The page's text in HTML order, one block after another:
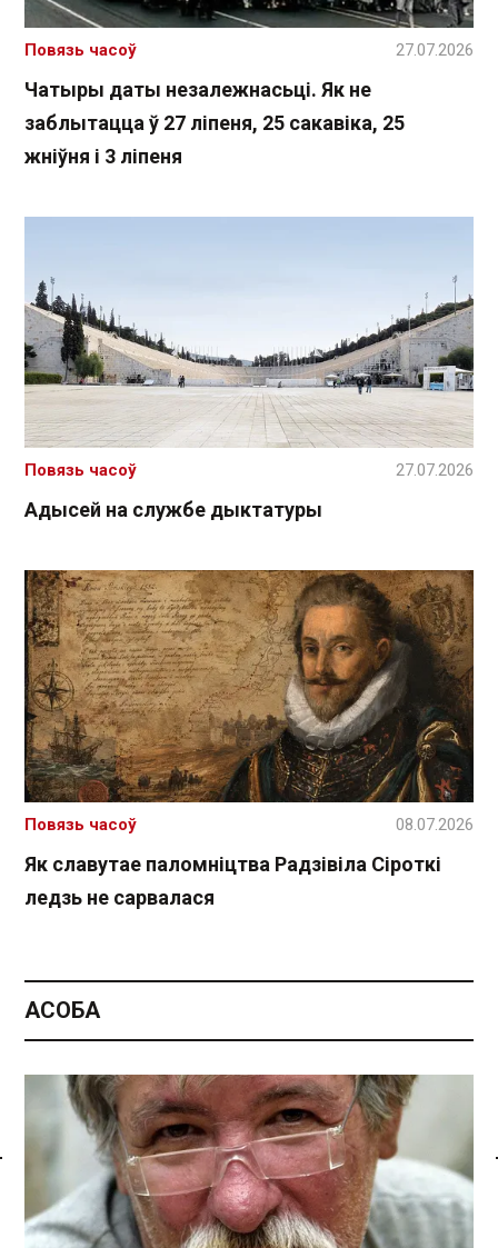
Спасылка без VPN
Чатыры даты незалежнасьці. Як не
заблытацца ў 27 ліпеня, 25 сакавіка, 25
жніўня і 3 ліпеня
Повязь часоў 27.07.2026
Адысей на службе дыктатуры
Повязь часоў 27.07.2026
Як славутае паломніцтва Радзівіла Сіроткі
ледзь не сарвалася
Повязь часоў 08.07.2026
АСОБА